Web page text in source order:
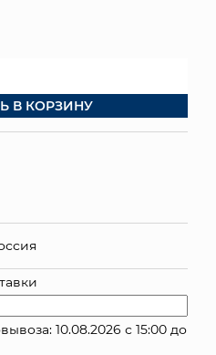
КЛИЕНТАМ
В КОРЗИНУ
10.08.2026 с 15:00 до